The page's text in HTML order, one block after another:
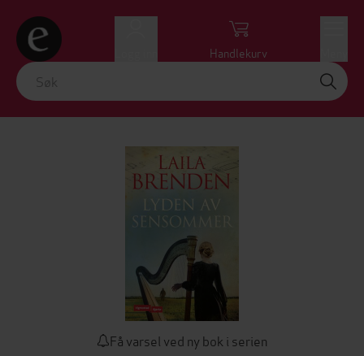
Handlekurv
Få varsel ved ny bok i serien